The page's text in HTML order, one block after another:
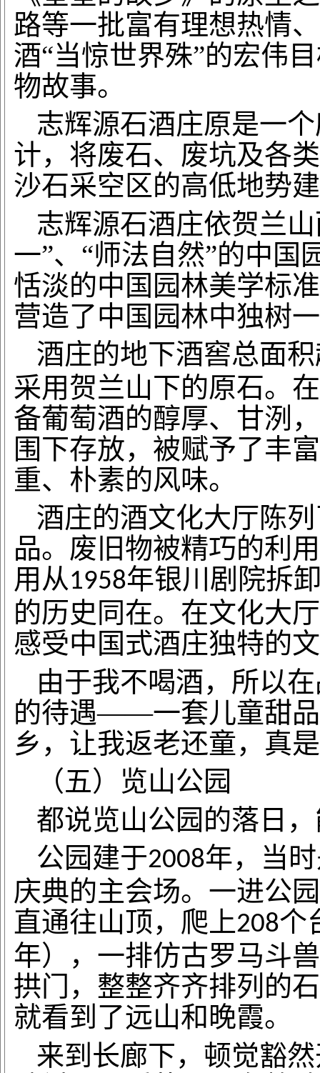
路等一批富有理想热情
酒“当惊世界殊”的宏伟
物故事。
志辉源石酒庄原是一
计，将废石、废坑及各
沙石采空区的高低地势
志辉源石酒庄依贺兰
一”、“师法自然”的中国
恬淡的中国园林美学标
营造了中国园林中独树
酒庄的地下酒窖总面
采用贺兰山下的原石。
备葡萄酒的醇厚、甘洌
围下存放，被赋予了丰
重、朴素的风味。
酒庄的酒文化大厅陈
品。废旧物被精巧的利
用从1958年银川剧院拆
的历史同在。在文化大
感受中国式酒庄独特的
由于我不喝酒，所以
的待遇——一套儿童甜品
乡，让我返老还童，真
（五）览山公园
都说览山公园的落日
公园建于2008年，当
庆典的主会场。一进公
直通往山顶，爬上208个
年），一排仿古罗马斗
拱门，整整齐齐排列的
就看到了远山和晚霞。
来到长廊下，顿觉豁